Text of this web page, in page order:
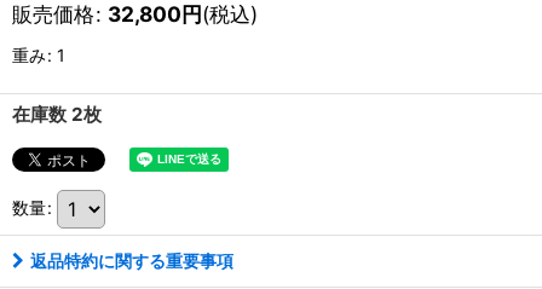
販売価格: 32,800円(税込)
重み: 1
在庫数 2枚
数量:
返品特約に関する重要事項